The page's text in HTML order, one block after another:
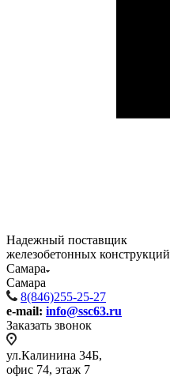
Надежный поставщик
железобетонных конструкций
Самара
Самара
8(846)255-25-27
e-mail: info@ssc63.ru
Заказать звонок
ул.Калинина 34Б,
офис 74, этаж 7